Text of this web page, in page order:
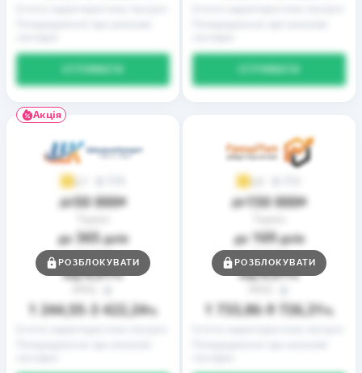
Акція
3,7
до50 000₴
до 365днів
Ставка
від0,01%
1 244,55– 3 422,24%
РОЗБЛОКУВАТИ
3,9
до150 000₴
до 169днів
Ставка
від0,01%
1 733,86– 9 726,31%
РОЗБЛОКУВАТИ